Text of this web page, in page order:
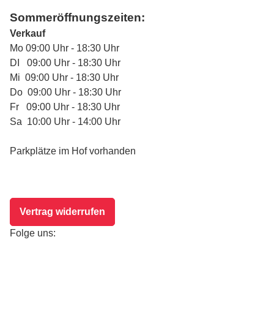
Sommeröffnungszeiten:
Verkauf
Mo 09:00 Uhr - 18:30 Uhr
DI 09:00 Uhr - 18:30 Uhr
Mi 09:00 Uhr - 18:30 Uhr
Do 09:00 Uhr - 18:30 Uhr
Fr 09:00 Uhr - 18:30 Uhr
Sa 10:00 Uhr - 14:00 Uhr
Parkplätze im Hof vorhanden
Vertrag widerrufen
Folge uns: